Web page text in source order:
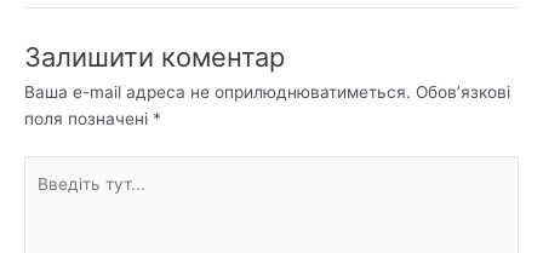
Залишити коментар
Ваша e-mail адреса не оприлюднюватиметься. Обов’язкові
поля позначені *
тут...